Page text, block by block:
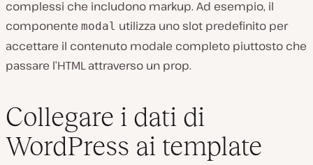
complessi che includono markup. Ad esempio, il
componente modal utilizza uno slot predefinito per
accettare il contenuto modale completo piuttosto che
passare l’HTML attraverso un prop.
Collegare i dati di
WordPress ai template